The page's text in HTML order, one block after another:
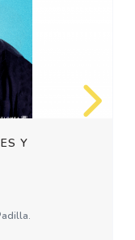
Y